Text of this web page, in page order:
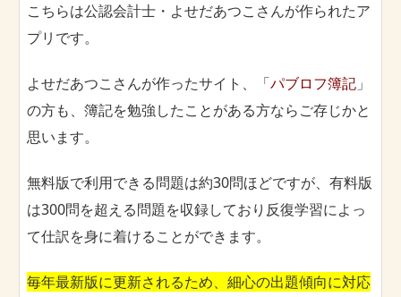
こちらは公認会計士・よせだあつこさんが作られたア
プリです。
よせだあつこさんが作ったサイト、「パブロフ簿記 」
の方も、簿記を勉強したことがある方ならご存じかと
思います。
無料版で利用できる問題は約30問ほどですが、有料版
は300問を超える問題を収録しており反復学習によっ
て仕訳を身に着けることができます。
毎年最新版に更新されるため、細心の出題傾向に対応